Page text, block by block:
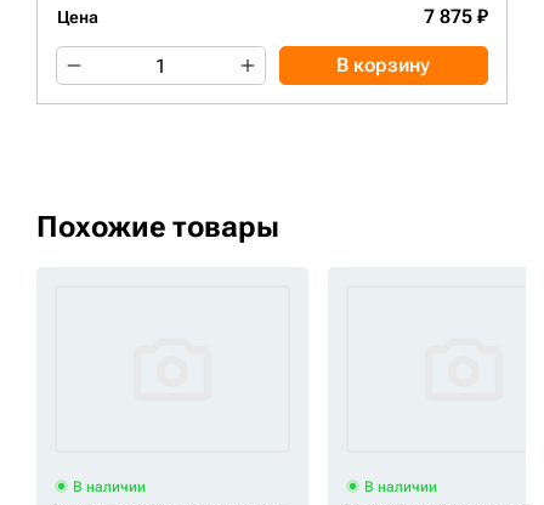
Цена 7 875 ₽
В корзину
Похожие товары
В наличии
В наличии